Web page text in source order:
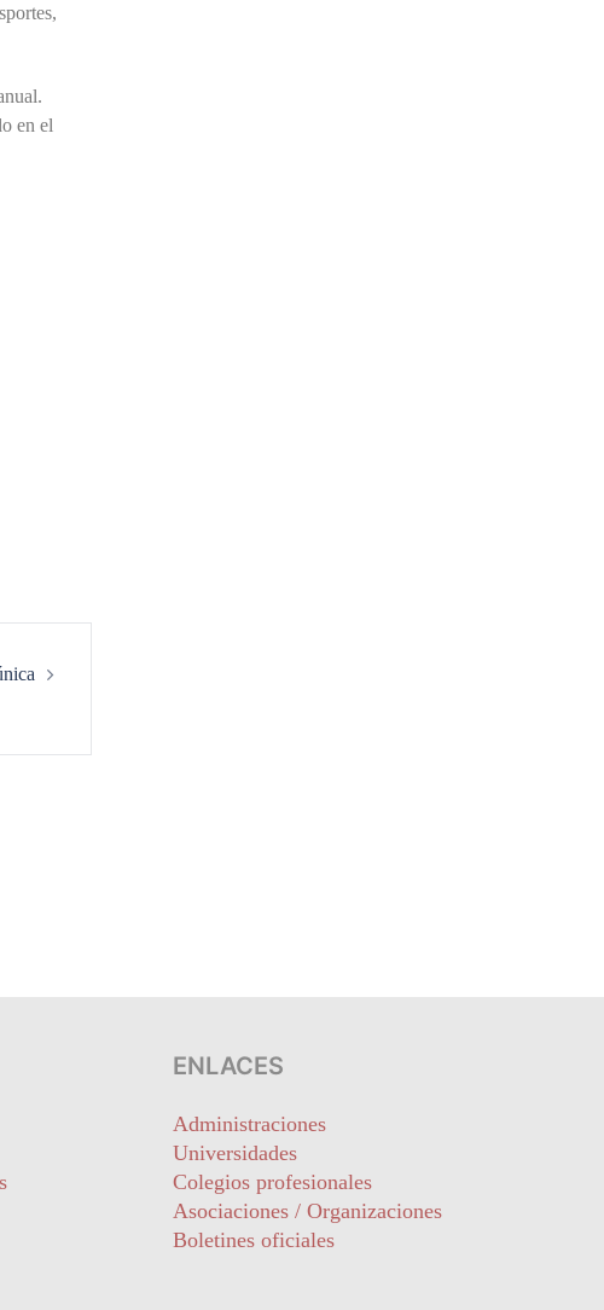
en el
ENLACES
Administraciones
Universidades
Colegios profesionales
Asociaciones / Organizaciones
Boletines oficiales